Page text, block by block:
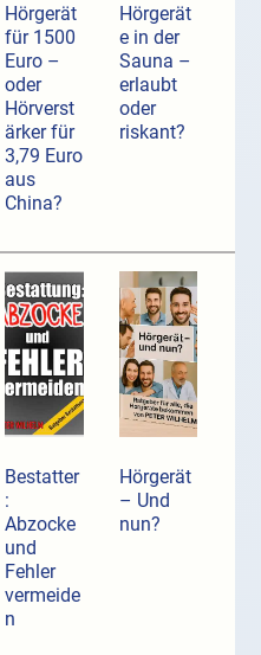
Hörgerät
für 1500
Euro –
oder
Hörverst
ärker für
3,79 Euro
aus
China?
Hörgerät
e in der
Sauna –
erlaubt
oder
riskant?
Bestatter
:
Abzocke
und
Fehler
vermeide
n
Hörgerät
– Und
nun?